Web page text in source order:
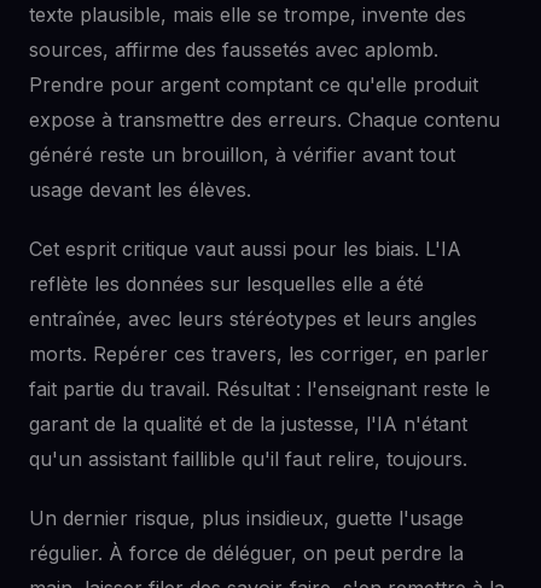
texte plausible, mais elle se trompe, invente des
sources, affirme des faussetés avec aplomb.
Prendre pour argent comptant ce qu'elle produit
expose à transmettre des erreurs. Chaque contenu
généré reste un brouillon, à vérifier avant tout
usage devant les élèves.
Cet esprit critique vaut aussi pour les biais. L'IA
reflète les données sur lesquelles elle a été
entraînée, avec leurs stéréotypes et leurs angles
morts. Repérer ces travers, les corriger, en parler
fait partie du travail. Résultat : l'enseignant reste le
garant de la qualité et de la justesse, l'IA n'étant
qu'un assistant faillible qu'il faut relire, toujours.
Un dernier risque, plus insidieux, guette l'usage
régulier. À force de déléguer, on peut perdre la